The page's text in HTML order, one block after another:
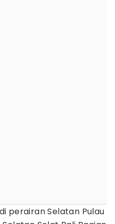
perairan Selatan Pulau